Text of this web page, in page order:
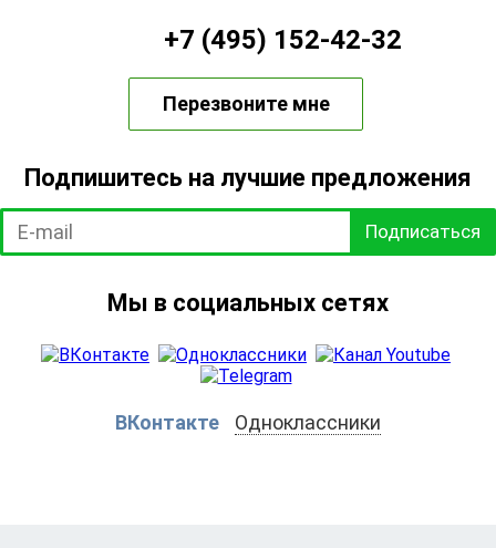
+7 (495) 152-42-32
Перезвоните мне
Подпишитесь на лучшие предложения
Подписаться
Мы в социальных сетях
ВКонтакте Одноклассники